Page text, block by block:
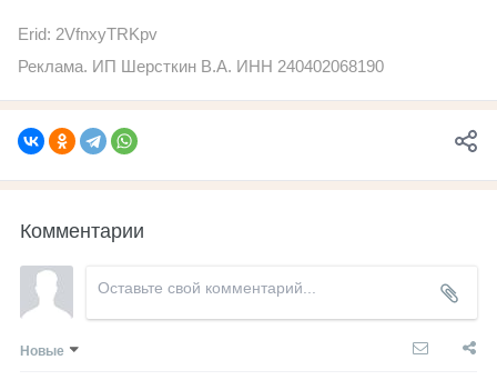
Erid: 2VfnxyTRKpv
Реклама. ИП Шерсткин В.А. ИНН 240402068190
Комментарии
Новые